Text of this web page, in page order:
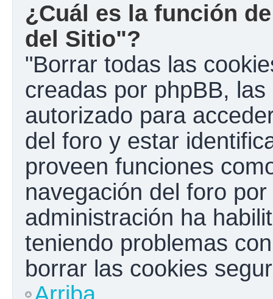
¿Cuál es la función
del Sitio"?
"Borrar todas las
creadas por phpBB,
autorizado para
del foro y estar
proveen funciones
navegación del foro
administración ha
teniendo problemas
borrar las cookies